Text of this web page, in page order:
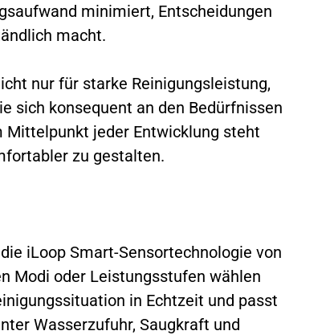
minimiert, Entscheidungen
macht.
nur für starke Reinigungsleistung,
sich konsequent an den Bedürfnissen
Mittelpunkt jeder Entwicklung steht
zu gestalten.
iLoop Smart-Sensortechnologie von
Modi oder Leistungsstufen wählen
in Echtzeit und passt
Wasserzufuhr, Saugkraft und